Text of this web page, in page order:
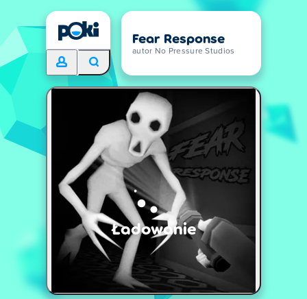
Fear Response
autor No Pressure Studios
Ładowanie